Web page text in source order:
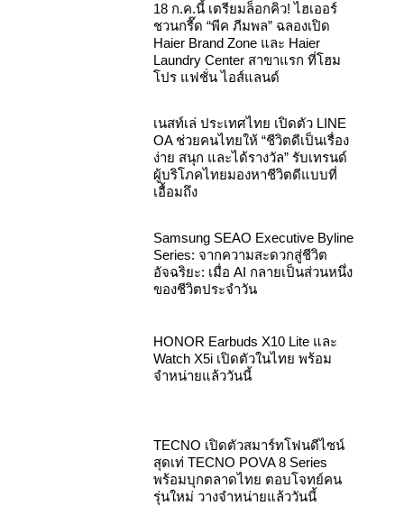
18 ก.ค.นี้ เตรียมล็อกคิว! ไฮเออร์
ชวนกรี๊ด “พีค ภีมพล” ฉลองเปิด
Haier Brand Zone และ Haier
Laundry Center สาขาแรก ที่โฮม
โปร แฟชั่น ไอส์แลนด์
เนสท์เล่ ประเทศไทย เปิดตัว LINE
OA ช่วยคนไทยให้ “ชีวิตดีเป็นเรื่อง
ง่าย สนุก และได้รางวัล” รับเทรนด์
ผู้บริโภคไทยมองหาชีวิตดีแบบที่
เอื้อมถึง
Samsung SEAO Executive Byline
Series: จากความสะดวกสู่ชีวิต
อัจฉริยะ: เมื่อ AI กลายเป็นส่วนหนึ่ง
ของชีวิตประจำวัน
HONOR Earbuds X10 Lite และ
Watch X5i เปิดตัวในไทย พร้อม
จำหน่ายแล้ววันนี้
TECNO เปิดตัวสมาร์ทโฟนดีไซน์
สุดเท่ TECNO POVA 8 Series
พร้อมบุกตลาดไทย ตอบโจทย์คน
รุ่นใหม่ วางจำหน่ายแล้ววันนี้